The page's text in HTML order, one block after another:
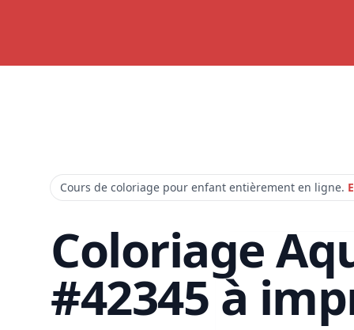
Cours de coloriage pour enfant entièrement en ligne.
Coloriage
#42345 à